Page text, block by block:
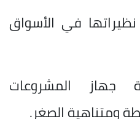
في الأسواق
جهاز المشروعات
ومتناهية الصغر.